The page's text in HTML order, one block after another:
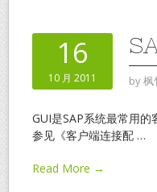
16
10 月 2011 by枫
GUI是SAP系统最常用
参见《客户端连接配 …
Read More →